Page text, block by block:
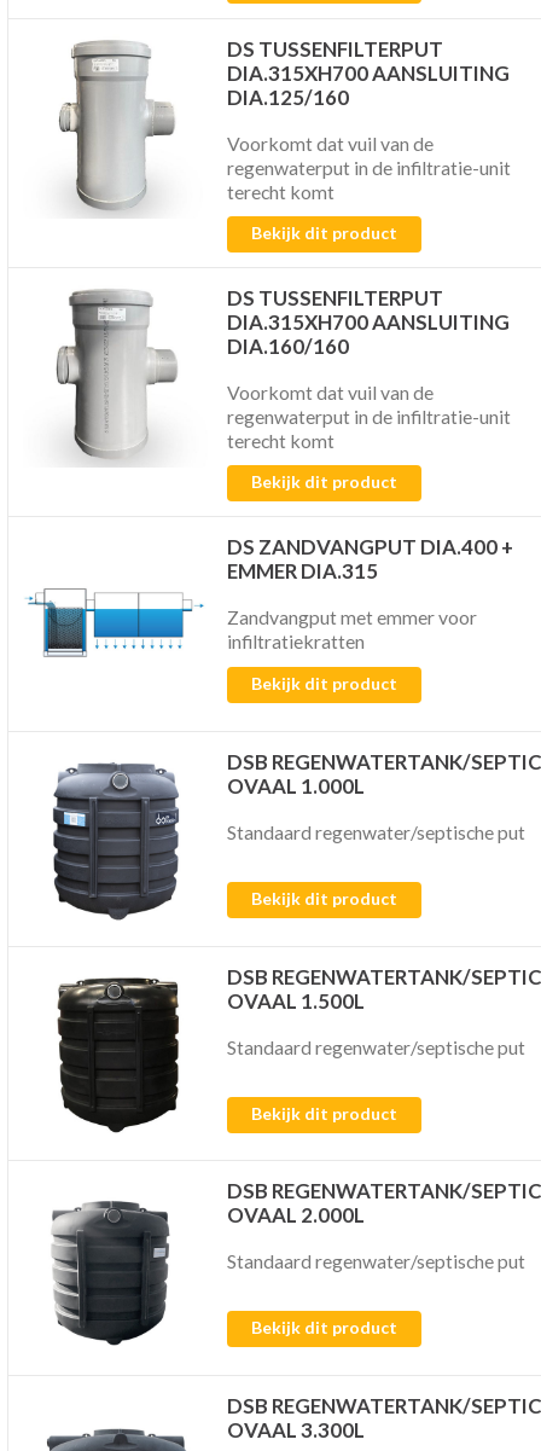
DS TUSSENFILTERPUT
DIA.315XH700 AANSLUITING
DIA.125/160
Voorkomt dat vuil van de
regenwaterput in de infiltratie-unit
terecht komt
Bekijk dit product
DS TUSSENFILTERPUT
DIA.315XH700 AANSLUITING
DIA.160/160
Voorkomt dat vuil van de
regenwaterput in de infiltratie-unit
terecht komt
Bekijk dit product
DS ZANDVANGPUT DIA.400 +
EMMER DIA.315
Zandvangput met emmer voor
infiltratiekratten
Bekijk dit product
DSB REGENWATERTANK/SEPTIC
OVAAL 1.000L
Standaard regenwater/septische put
Bekijk dit product
DSB REGENWATERTANK/SEPTIC
OVAAL 1.500L
Standaard regenwater/septische put
Bekijk dit product
DSB REGENWATERTANK/SEPTIC
OVAAL 2.000L
Standaard regenwater/septische put
Bekijk dit product
DSB REGENWATERTANK/SEPTIC
OVAAL 3.300L